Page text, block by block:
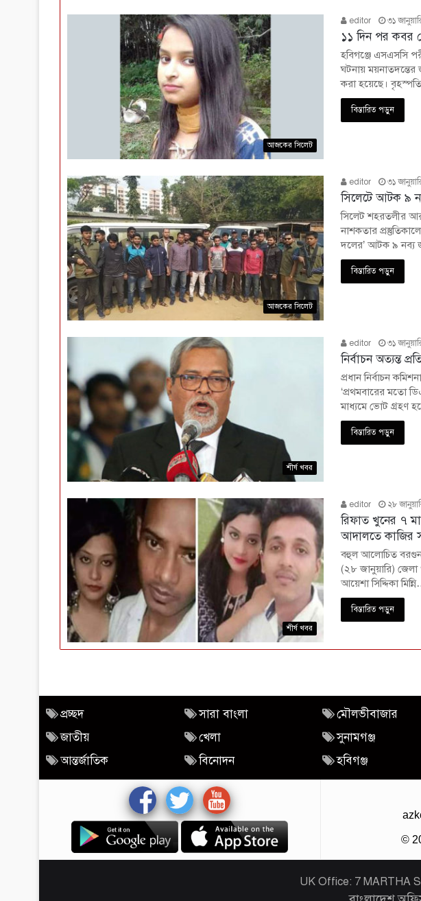
আজকের সিলেট
editor ৩১
১১ দিন পর কবর
হবিগঞ্জে এসএসসি
ঘটনায়
করা হয়েছে।
বিস্তারিত পড়ুন
আজকের সিলেট
editor ৩১
সিলেটে আটক ৯
সিলেট শহরতলীর
নাশকতার
দলের’ আটক ৯ নব্য
বিস্তারিত পড়ুন
শীর্ষ খবর
editor ৩১
নির্বাচন অত্যন্ত
প্রধান নির্বাচন
‘প্রথমবারের মতো
মাধ্যমে ভোট গ্রহণ
বিস্তারিত পড়ুন
শীর্ষ খবর
editor ২৮
রিফাত খুনের ৭
আদালতে কাজির
বহুল আলোচিত
(২৮ জানুয়ারি)
আয়েশা সিদ্দিকা
বিস্তারিত পড়ুন
প্রচ্ছদ
জাতীয়
আন্তর্জাতিক
সারা বাংলা
খেলা
বিনোদন
মৌলভীবাজার
সুনামগঞ্জ
হবিগঞ্জ
©
UK Office: 7 MARTHA